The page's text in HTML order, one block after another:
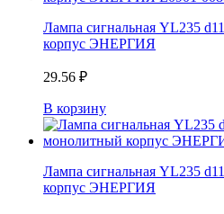
Лампа сигнальная YL235
корпус ЭНЕРГИЯ
29.56 ₽
В корзину
Лампа сигнальная YL235
корпус ЭНЕРГИЯ